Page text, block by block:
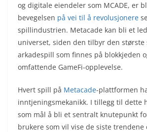
og digitale eiendeler som MCADE, er
bevegelsen på vei til å revolusjonere
spillindustrien. Metacade kan bli et
universet, siden den tilbyr den største
arkadespill som finnes på blokkjeden
omfattende GameFi-opplevelse.
Hvert spill på Metacade-plattformen
inntjeningsmekanikk. I tillegg til dette
som mål å bli et sentralt knutepunkt
brukere som vil vise de siste trendene